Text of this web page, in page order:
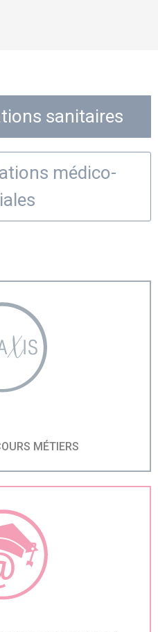
sanitaires
médico-
MÉTIERS